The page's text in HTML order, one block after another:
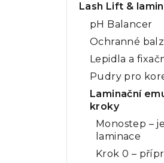
Lash Lift &
pH Balancer
Ochranné
Lepidla a
Pudry pro
Laminační
kroky
Monostep –
laminace
Krok 0 –